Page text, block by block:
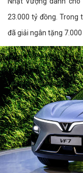
23.000 tỷ đồng. Trong
đã giải ngân tặng